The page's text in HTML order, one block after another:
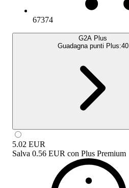
67374
G2A Plus
Guadagna punti Plus:40
5.02 EUR
Salva 0.56 EUR con Plus Premium